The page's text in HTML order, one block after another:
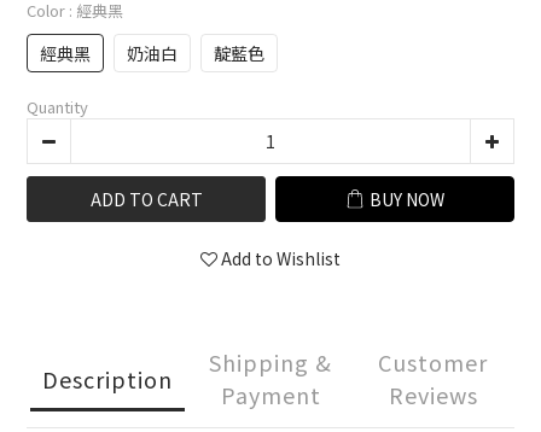
Color : 經典黑
經典黑 奶油白 靛藍色
Quantity
ADD TO CART BUY NOW
Add to Wishlist
Description
Shipping &
Payment
Customer
Reviews